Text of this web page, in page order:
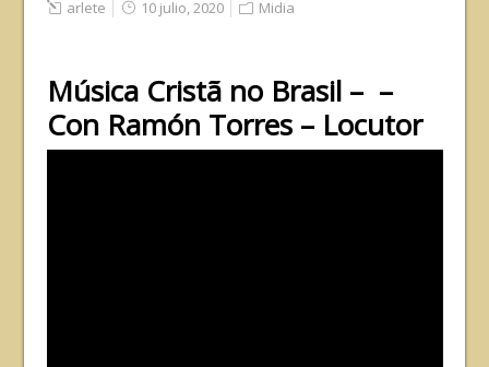
arlete 10 julio, 2020 Midia
Música Cristã no Brasil – –
Con Ramón Torres – Locutor